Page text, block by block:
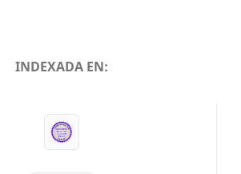
INDEXADA EN: